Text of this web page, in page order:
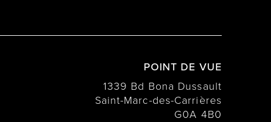
POINT DE VUE
1339 Bd Bona Dussault
Saint-Marc-des-Carrières
G0A 4B0